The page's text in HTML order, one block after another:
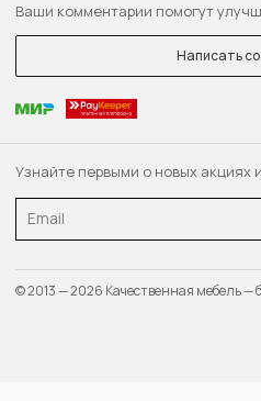
Узнайте первыми о новых акциях
Email
Ваши комментарии помогут
Написать
© 2013 — 2026 Качественная мебель —